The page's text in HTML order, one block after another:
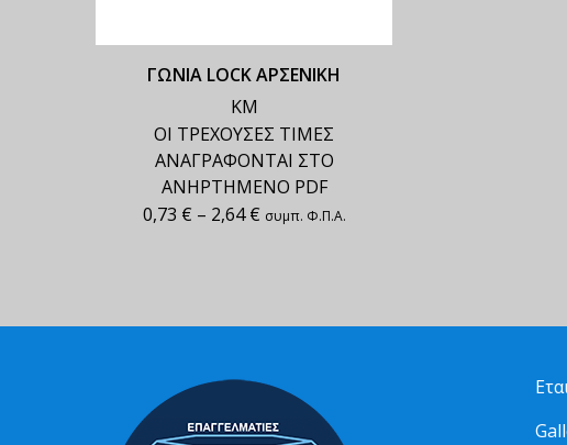
ΓΩΝΙΑ LOCK ΑΡΣΕΝΙΚΗ
ΚΜ
ΟΙ ΤΡΕΧΟΥΣΕΣ ΤΙΜΕΣ
ΑΝΑΓΡΑΦΟΝΤΑΙ ΣΤΟ
ΑΝΗΡΤΗΜΕΝΟ PDF
0,73 € – 2,64€ συμπ. Φ.Π.Α.